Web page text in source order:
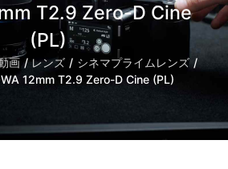
T2.9 Zero-D Cine
(PL)
画 レンズ
シネマプライムレンズ
12mm T2.9 Zero-D Cine (PL)